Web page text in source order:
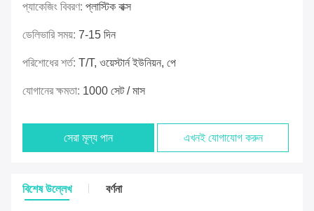
প্যাকেজিং বিবরণ: প্লাস্টিক বাক্স
ডেলিভারি সময়: 7-15 দিন
পরিশোধের শর্ত: T/T, ওয়েস্টার্ন ইউনিয়ন, পে
যোগানের ক্ষমতা: 1000 সেট / মাস
সেরা মূল্য পান এখনই যোগাযোগ করুন
বিশেষ উল্লেখ বর্ণনা